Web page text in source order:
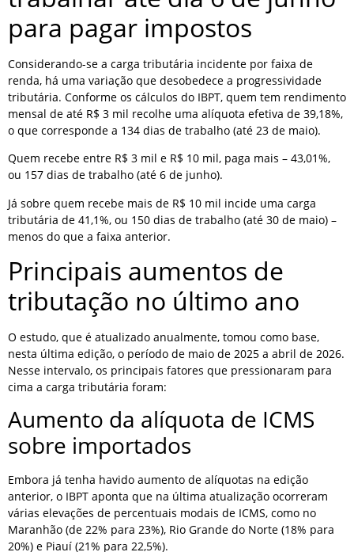
para pagar impostos
Considerando-se a carga tributária incidente por faixa de
renda, há uma variação que desobedece a progressividade
tributária. Conforme os cálculos do IBPT, quem tem rendimento
mensal de até R$ 3 mil recolhe uma alíquota efetiva de 39,18%,
o que corresponde a 134 dias de trabalho (até 23 de maio).
Quem recebe entre R$ 3 mil e R$ 10 mil, paga mais – 43,01%,
ou 157 dias de trabalho (até 6 de junho).
Já sobre quem recebe mais de R$ 10 mil incide uma carga
tributária de 41,1%, ou 150 dias de trabalho (até 30 de maio) –
menos do que a faixa anterior.
Principais aumentos de
tributação no último ano
O estudo, que é atualizado anualmente, tomou como base,
nesta última edição, o período de maio de 2025 a abril de 2026.
Nesse intervalo, os principais fatores que pressionaram para
cima a carga tributária foram:
Aumento da alíquota de ICMS
sobre importados
Embora já tenha havido aumento de alíquotas na edição
anterior, o IBPT aponta que na última atualização ocorreram
várias elevações de percentuais modais de ICMS, como no
Maranhão (de 22% para 23%), Rio Grande do Norte (18% para
20%) e Piauí (21% para 22,5%).